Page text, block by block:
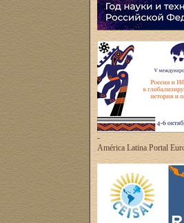
-
América Latina Portal